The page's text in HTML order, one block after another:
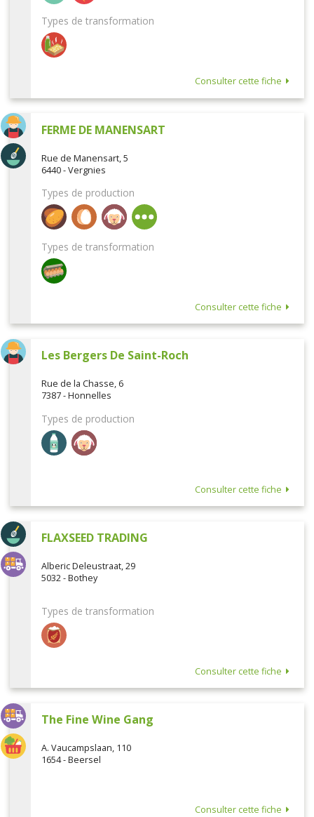
Types de transformation
Consulter cette fiche
FERME DE MANENSART
Rue de Manensart, 5
6440 - Vergnies
Types de production
Types de transformation
Consulter cette fiche
Les Bergers De Saint-Roch
Rue de la Chasse, 6
7387 - Honnelles
Types de production
Consulter cette fiche
FLAXSEED TRADING
Alberic Deleustraat, 29
5032 - Bothey
Types de transformation
Consulter cette fiche
The Fine Wine Gang
A. Vaucampslaan, 110
1654 - Beersel
Consulter cette fiche